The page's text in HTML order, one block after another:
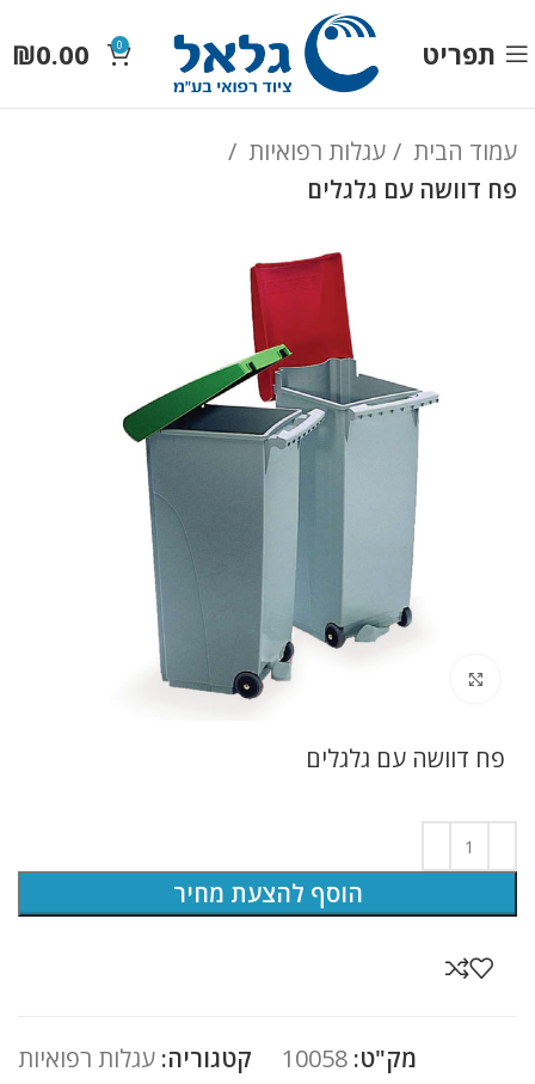
תפריט 0
₪0.00
עמוד הבית
עגלות רפואיות
פח דוושה עם גלגלים
פח דוושה עם גלגלים
הוסף להצעת מחיר
מק"ט: 10058 קטגוריה: עגלות רפואיות